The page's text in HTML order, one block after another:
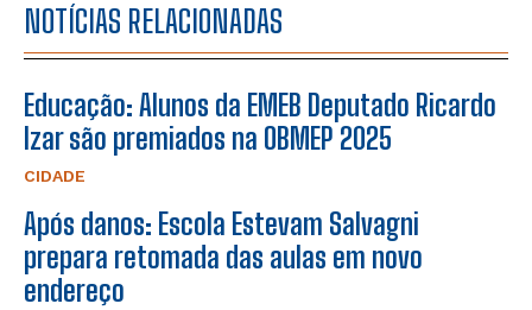
NOTÍCIAS RELACIONADAS
Educação: Alunos da EMEB Deputado Ricardo
Izar são premiados na OBMEP 2025
CIDADE
Após danos: Escola Estevam Salvagni
prepara retomada das aulas em novo
endereço